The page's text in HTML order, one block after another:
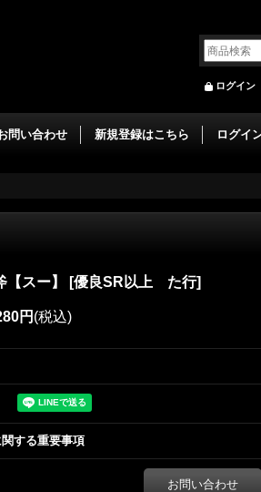
ログイン
問い合わせ 新規登録はこちら ログイ
スー】 [優良SR以上 た行]
円 (税込)
する重要事項
お問い合わせ